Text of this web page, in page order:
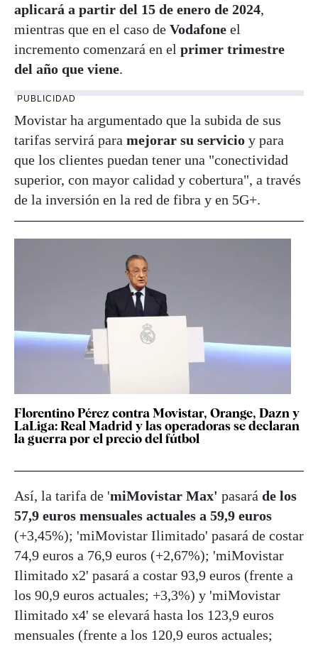
aplicará a partir del 15 de enero de 2024,
mientras que en el caso de Vodafone el
incremento comenzará en el primer trimestre
del año que viene.
PUBLICIDAD
Movistar ha argumentado que la subida de sus
tarifas servirá para mejorar su servicio y para
que los clientes puedan tener una "conectividad
superior, con mayor calidad y cobertura", a través
de la inversión en la red de fibra y en 5G+.
Florentino Pérez contra Movistar, Orange, Dazn y
LaLiga: Real Madrid y las operadoras se declaran
la guerra por el precio del fútbol
Así, la tarifa de 'miMovistar Max' pasará de los
57,9 euros mensuales actuales a 59,9 euros
(+3,45%); 'miMovistar Ilimitado' pasará de costar
74,9 euros a 76,9 euros (+2,67%); 'miMovistar
Ilimitado x2' pasará a costar 93,9 euros (frente a
los 90,9 euros actuales; +3,3%) y 'miMovistar
Ilimitado x4' se elevará hasta los 123,9 euros
mensuales (frente a los 120,9 euros actuales;